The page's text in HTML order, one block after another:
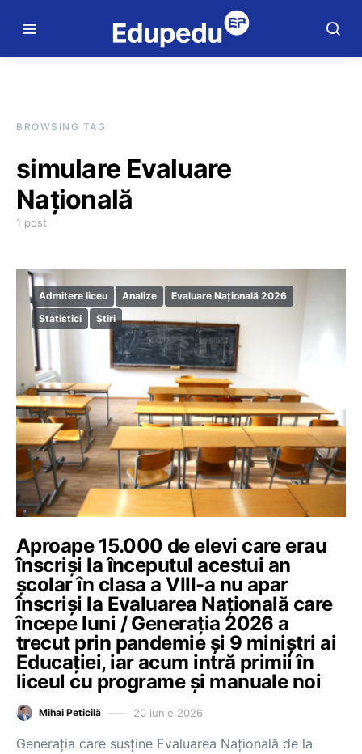
BROWSING TAG
simulare Evaluare
Națională
1 post
Admitere liceu Analize
Evaluare Națională 2026
Statistici
Știri
Aproape 15.000 de elevi care erau
înscriși la începutul acestui an
școlar în clasa a VIII-a nu apar
înscriși la Evaluarea Națională care
începe luni / Generația 2026 a
trecut prin pandemie și 9 miniștri ai
Educației, iar acum intră primii în
liceul cu programe și manuale noi
Mihai Peticilă 20 iunie 2026
Generația care susține Evaluarea Națională de la